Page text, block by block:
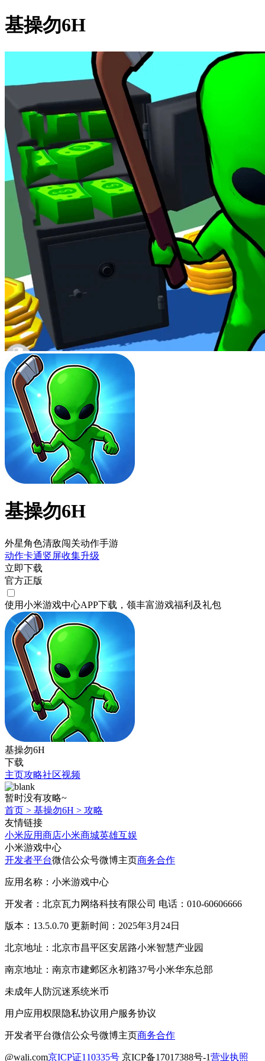
基操勿6H
基操勿6H
外星角色清敌闯关动作手游
动作卡通竖屏收集升级
立即下载
官方正版
使用小米游戏中心APP下载 ，领丰富游戏福利 及礼包
基操勿6H
下载
主页攻略社区视频
暂时没有攻略~
首页 > 基操勿6H > 攻略
友情链接
小米应用商店小米商城英雄互娱
小米游戏中心
开发者平台微信公众号微博主页商务合作
应用名称：小米游戏中心
开发者：北京瓦力网络科技有限公司 电话：010-60606666
版本：13.5.0.70 更新时间：2025年3月24日
北京地址：北京市昌平区安居路小米智慧产业园
南京地址：南京市建邺区永初路37号小米华东总部
未成年人防沉迷系统米币
用户应用权限隐私协议用户服务协议
开发者平台微信公众号微博主页商务合作
@wali.com京ICP证110335号 京ICP备17017388号-1营业执照